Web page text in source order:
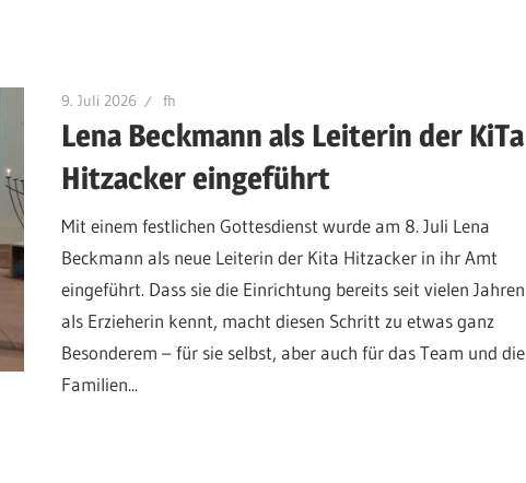
9. Juli 2026 fh
Lena Beckmann als Leiterin der KiTa
Hitzacker eingeführt
Mit einem festlichen Gottesdienst wurde am 8. Juli Lena
Beckmann als neue Leiterin der Kita Hitzacker in ihr Amt
eingeführt. Dass sie die Einrichtung bereits seit vielen Jahren
als Erzieherin kennt, macht diesen Schritt zu etwas ganz
Besonderem – für sie selbst, aber auch für das Team und die
Familien...